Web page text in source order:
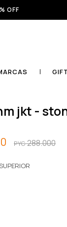
OFF
jkt -
PYG288.000